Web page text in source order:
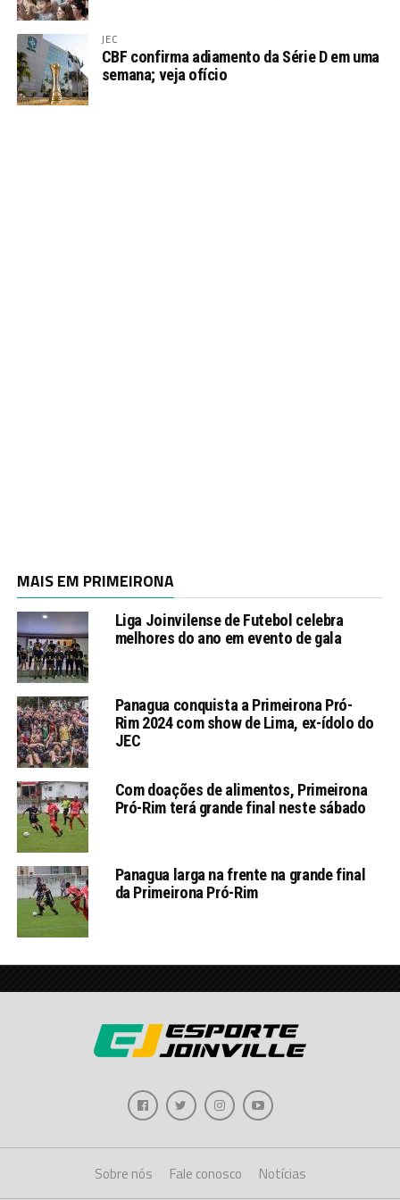
JEC
CBF confirma adiamento da Série D em uma
semana; veja ofício
MAIS EM PRIMEIRONA
Liga Joinvilense de Futebol celebra
melhores do ano em evento de gala
Panagua conquista a Primeirona Pró-
Rim 2024 com show de Lima, ex-ídolo do
JEC
Com doações de alimentos, Primeirona
Pró-Rim terá grande final neste sábado
Panagua larga na frente na grande final
da Primeirona Pró-Rim
Sobre nós Fale conosco Notícias